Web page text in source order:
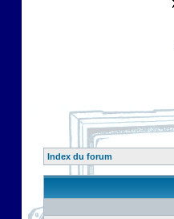
Index du forum